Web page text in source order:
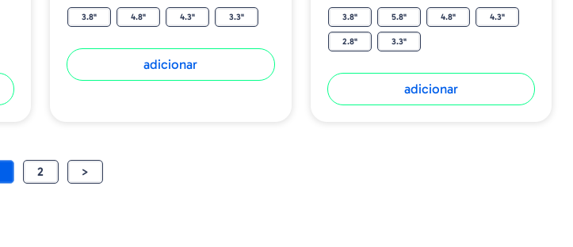
3.8" 4.8" 4.3" 3.3"
adicionar
3.8" 5.8" 4.8" 4.3"
2.8" 3.3"
adicionar
2 >